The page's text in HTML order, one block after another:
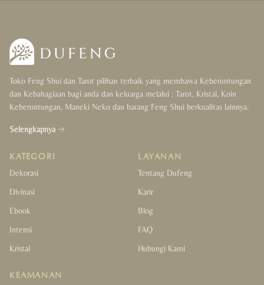
Wealth & Luck
Protection & Support
Health & Cleansing
For Her
Toko Feng Shui dan Tarot pilihan terbaik yang membawa Keberuntungan
dan Kebahagiaan bagi anda dan keluarga melalui : Tarot, Kristal, Koin
Keberuntungan, Maneki Neko dan barang Feng Shui berkualitas lainnya.
Selengkapnya
KATEGORI
Dekorasi
Divinasi
Ebook
Intensi
Kristal
LAYANAN
Tentang Dufeng
Karir
Blog
FAQ
Hubungi Kami
KEAMANAN